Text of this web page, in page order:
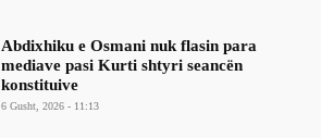
Abdixhiku e Osmani nuk flasin para
mediave pasi Kurti shtyri seancën
konstituive
6 Gusht, 2026 - 11:13